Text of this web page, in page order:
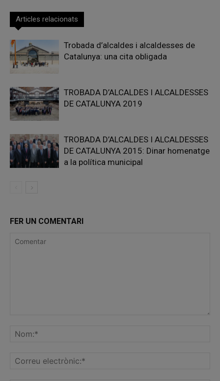
Articles relacionats
Trobada d’alcaldes i alcaldesses de
Catalunya: una cita obligada
TROBADA D’ALCALDES I ALCALDESSES
DE CATALUNYA 2019
TROBADA D’ALCALDES I ALCALDESSES
DE CATALUNYA 2015: Dinar homenatge
a la política municipal
FER UN COMENTARI